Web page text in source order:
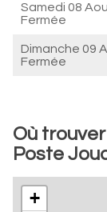
Samedi 08
Fermée
Dimanche 09
Fermée
Où
Poste
+